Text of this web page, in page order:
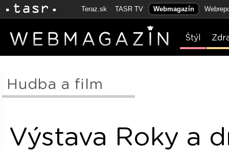
Teraz.sk TASR TV Webmagazín
Štýl
Hudba a film
Výstava Roky a